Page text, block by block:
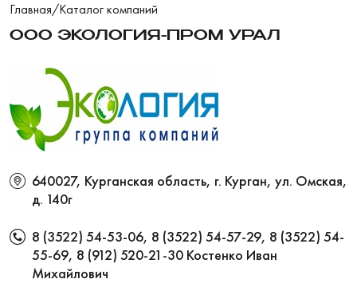
Главная/Каталог компаний
ООО ЭКОЛОГИЯ-ПРОМ УРАЛ
640027, Курганская область, г. Курган, ул. Омская,
д. 140г
8 (3522) 54-53-06, 8 (3522) 54-57-29, 8 (3522) 54-
55-69, 8 (912) 520-21-30 Костенко Иван
Михайлович